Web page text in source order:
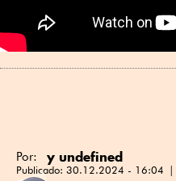
Por: y undefined
Publicado: 30.12.2024 - 16:04